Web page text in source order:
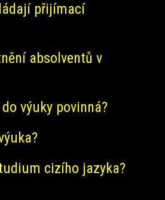
přijímací
absolventů v
výuky povinná?
cizího jazyka?